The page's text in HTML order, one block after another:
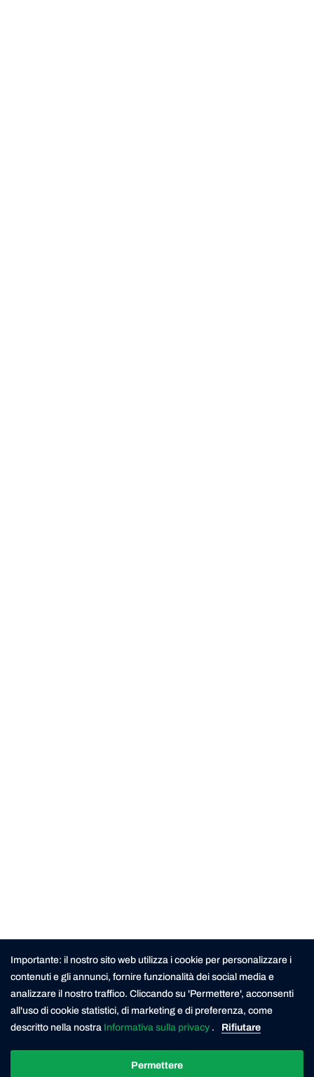
Importante: il nostro sito web utilizza i cookie per personalizzare i
contenuti e gli annunci, fornire funzionalità dei social media e
analizzare il nostro traffico. Cliccando su 'Permettere', acconsenti
all'uso di cookie statistici, di marketing e di preferenza, come
descritto nella nostra Informativa sulla privacy . Rifiutare
Permettere